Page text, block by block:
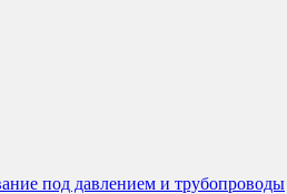
под давлением и трубопроводы